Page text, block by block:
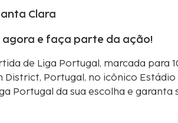
Clara
agora e faça parte da ação!
de Liga Portugal, marcada para
Portugal, no icônico Estádio
Portugal da sua escolha e garanta